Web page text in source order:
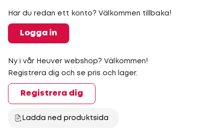
Har du redan ett konto? Välkommen tillbaka!
Logga in
Ny i vår Heuver webshop? Välkommen!
Registrera dig och se pris och lager.
Registrera dig
Ladda ned produktsida